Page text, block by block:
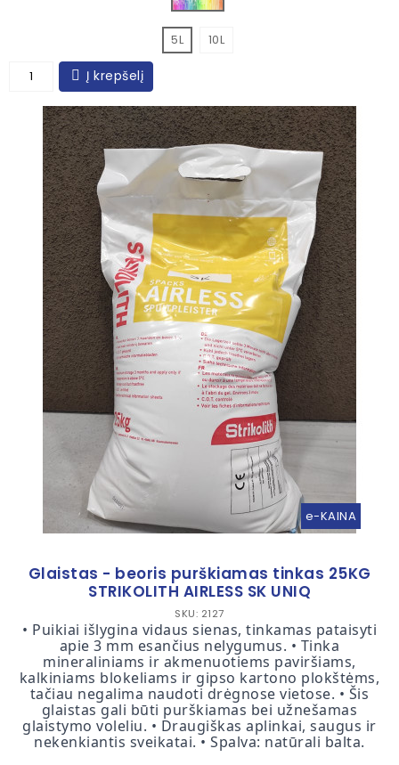
5L 10L
Į krepšelį
e-KAINA
Glaistas - beoris purškiamas tinkas 25KG
STRIKOLITH AIRLESS SK UNIQ
SKU: 2127
• Puikiai išlygina vidaus sienas, tinkamas pataisyti
apie 3 mm esančius nelygumus. • Tinka
mineraliniams ir akmenuotiems paviršiams,
kalkiniams blokeliams ir gipso kartono plokštėms,
tačiau negalima naudoti drėgnose vietose. • Šis
glaistas gali būti purškiamas bei užnešamas
glaistymo voleliu. • Draugiškas aplinkai, saugus ir
nekenkiantis sveikatai. • Spalva: natūrali balta.